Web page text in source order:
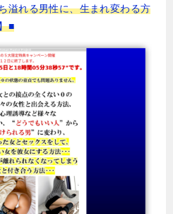
溢れる男性に、生まれ変わる方
■